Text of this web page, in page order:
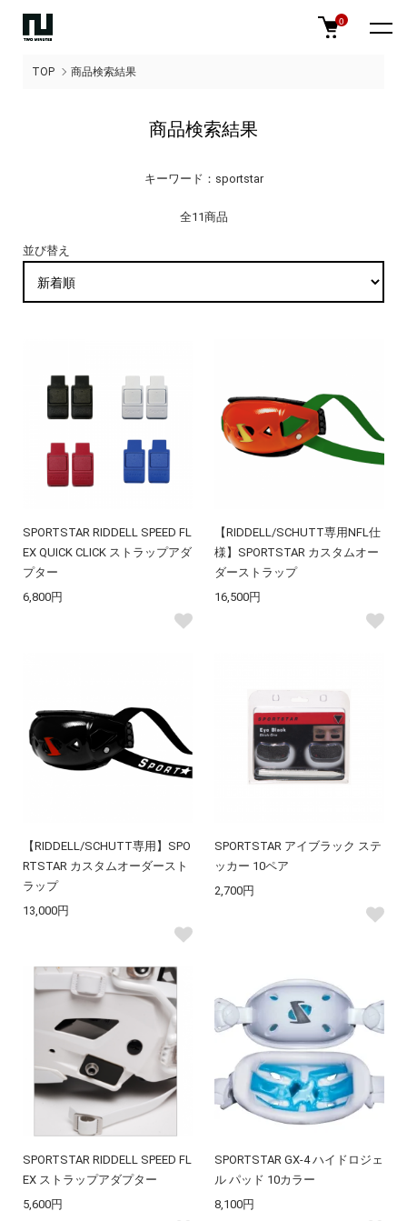
0
TOP 商品検索結果
商品検索結果
キーワード：sportstar
全11商品
並び替え
SPORTSTAR RIDDELL SPEED FL
EX QUICK CLICK ストラップアダ
プター
6,800円
【RIDDELL/SCHUTT専用NFL仕
様】SPORTSTAR カスタムオー
ダーストラップ
16,500円
【RIDDELL/SCHUTT専用】SPO
RTSTAR カスタムオーダースト
ラップ
13,000円
SPORTSTAR アイブラック ステ
ッカー 10ペア
2,700円
SPORTSTAR RIDDELL SPEED FL
EX ストラップアダプター
5,600円
SPORTSTAR GX-4 ハイドロジェ
ル パッド 10カラー
8,100円